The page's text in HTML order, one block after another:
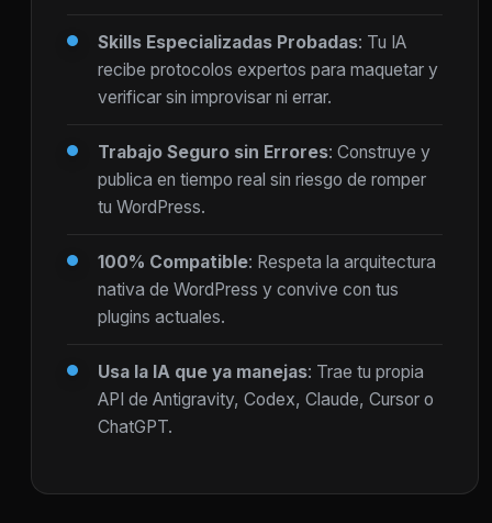
Skills Especializadas Probadas: Tu IA
recibe protocolos expertos para maquetar y
verificar sin improvisar ni errar.
Trabajo Seguro sin Errores: Construye y
publica en tiempo real sin riesgo de romper
tu WordPress.
100% Compatible: Respeta la arquitectura
nativa de WordPress y convive con tus
plugins actuales.
Usa la IA que ya manejas: Trae tu propia
API de Antigravity, Codex, Claude, Cursor o
ChatGPT.